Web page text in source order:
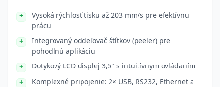
Vysoká rýchlosť tisku až 203 mm/s pre efektívnu
prácu
Integrovaný oddeľovač štítkov (peeler) pre
pohodlnú aplikáciu
Dotykový LCD displej 3,5" s intuitívnym ovládaním
Komplexné pripojenie: 2× USB, RS232, Ethernet a